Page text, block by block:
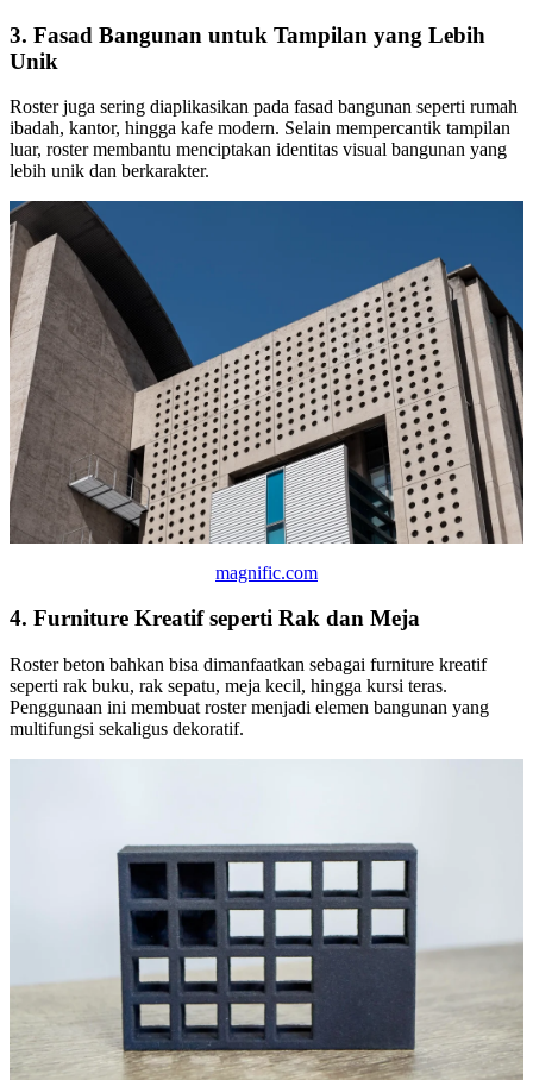
3. Fasad Bangunan untuk Tampilan yang Lebih
Unik
Roster juga sering diaplikasikan pada fasad bangunan seperti rumah
ibadah, kantor, hingga kafe modern. Selain mempercantik tampilan
luar, roster membantu menciptakan identitas visual bangunan yang
lebih unik dan berkarakter.
magnific.com
4. Furniture Kreatif seperti Rak dan Meja
Roster beton bahkan bisa dimanfaatkan sebagai furniture kreatif
seperti rak buku, rak sepatu, meja kecil, hingga kursi teras.
Penggunaan ini membuat roster menjadi elemen bangunan yang
multifungsi sekaligus dekoratif.